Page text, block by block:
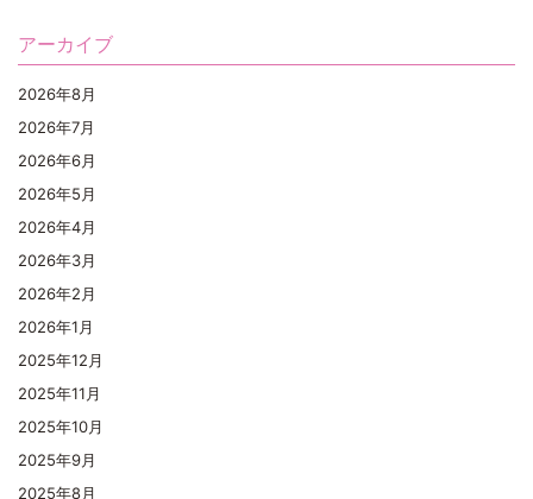
アーカイブ
2026年8月
2026年7月
2026年6月
2026年5月
2026年4月
2026年3月
2026年2月
2026年1月
2025年12月
2025年11月
2025年10月
2025年9月
2025年8月